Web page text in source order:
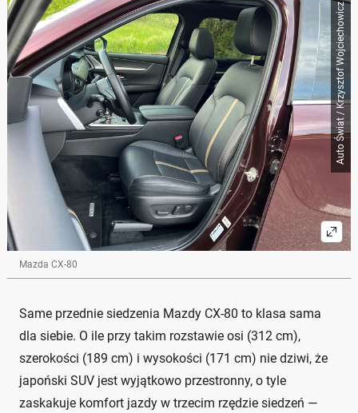
Auto Świat / Krzysztof Wojciechowicz
Mazda CX-80
Same przednie siedzenia Mazdy CX-80 to klasa sama
dla siebie. O ile przy takim rozstawie osi (312 cm),
szerokości (189 cm) i wysokości (171 cm) nie dziwi, że
japoński SUV jest wyjątkowo przestronny, o tyle
zaskakuje komfort jazdy w trzecim rzędzie siedzeń —